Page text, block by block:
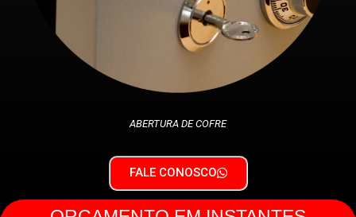
ABERTURA DE COFRE
FALE CONOSCO